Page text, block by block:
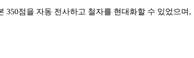
350점을 자동 전사하고 철자를 현대화할 수 있었으며,